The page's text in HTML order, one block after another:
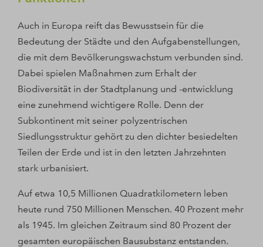
Auch in Europa reift das Bewusstsein für die
Bedeutung der Städte und den Aufgabenstellungen,
die mit dem Bevölkerungswachstum verbunden sind.
Dabei spielen Maßnahmen zum Erhalt der
Biodiversität in der Stadtplanung und -entwicklung
eine zunehmend wichtigere Rolle. Denn der
Subkontinent mit seiner polyzentrischen
Siedlungsstruktur gehört zu den dichter besiedelten
Teilen der Erde und ist in den letzten Jahrzehnten
stark urbanisiert.
Auf etwa 10,5 Millionen Quadratkilometern leben
heute rund 750 Millionen Menschen. 40 Prozent mehr
als 1945. Im gleichen Zeitraum sind 80 Prozent der
gesamten europäischen Bausubstanz entstanden.